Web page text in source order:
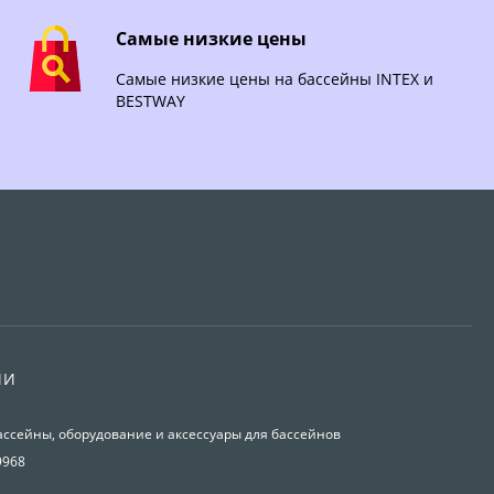
Самые низкие цены
Самые низкие цены на бассейны INTEX и
BESTWAY
оборудование и аксессуары для бассейнов